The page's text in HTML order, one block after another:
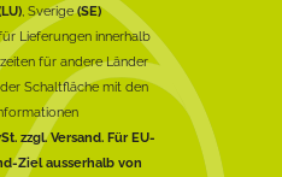
, Sverige(SE)
Lieferungen innerhalb
für andere Länder
Schaltfläche mit den
zzgl. Versand. Für EU-
Ziel ausserhalb von